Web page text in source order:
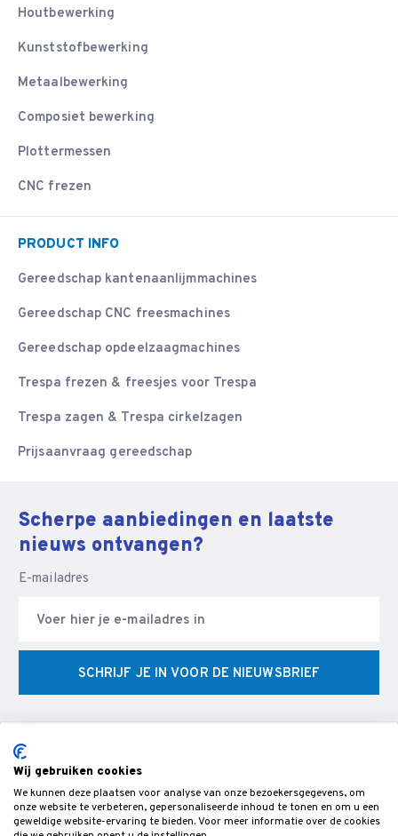
Houtbewerking
Kunststofbewerking
Metaalbewerking
Composiet bewerking
Plottermessen
CNC frezen
PRODUCT INFO
Gereedschap kantenaanlijmmachines
Gereedschap CNC freesmachines
Gereedschap opdeelzaagmachines
Trespa frezen & freesjes voor Trespa
Trespa zagen & Trespa cirkelzagen
Prijsaanvraag gereedschap
Scherpe aanbiedingen en laatste
nieuws ontvangen?
E-mailadres
SCHRIJF JE IN VOOR DE NIEUWSBRIEF
© Veldman Slijptechniek - Slijperij & specialist in CNC
gereedschappen & snijgereedschap voor de bewerking van hout,-
Wij gebruiken cookies
We kunnen deze plaatsen voor analyse van onze bezoekersgegevens, om
onze website te verbeteren, gepersonaliseerde inhoud te tonen en om u een
geweldige website-ervaring te bieden. Voor meer informatie over de cookies